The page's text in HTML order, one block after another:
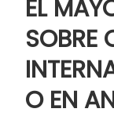
EL
SOBRE
O EN